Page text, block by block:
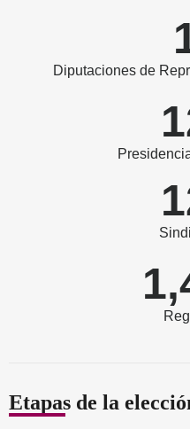
Diputaciones de
Etapas de la